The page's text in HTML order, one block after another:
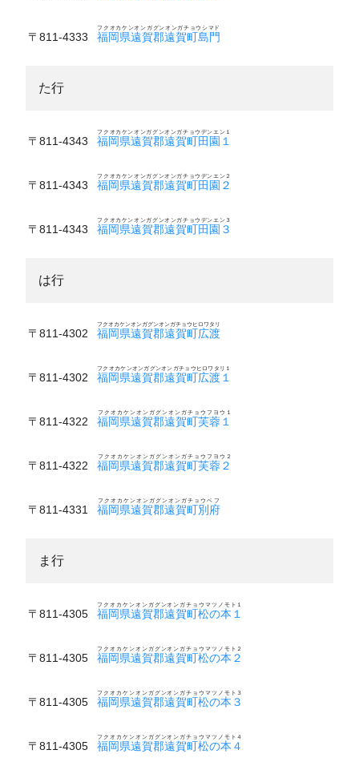
〒811-4333 福岡県遠賀郡遠賀町島門
フクオカケンオンガグンオンガチョウシマド
た行
〒811-4343 福岡県遠賀郡遠賀町田園１
フクオカケンオンガグンオンガチョウデンエン１
〒811-4343 福岡県遠賀郡遠賀町田園２
フクオカケンオンガグンオンガチョウデンエン２
〒811-4343 福岡県遠賀郡遠賀町田園３
フクオカケンオンガグンオンガチョウデンエン３
は行
〒811-4302 福岡県遠賀郡遠賀町広渡
フクオカケンオンガグンオンガチョウヒロワタリ
〒811-4302 福岡県遠賀郡遠賀町広渡１
フクオカケンオンガグンオンガチョウヒロワタリ１
〒811-4322 福岡県遠賀郡遠賀町芙蓉１
フクオカケンオンガグンオンガチョウフヨウ１
〒811-4322 福岡県遠賀郡遠賀町芙蓉２
フクオカケンオンガグンオンガチョウフヨウ２
〒811-4331 福岡県遠賀郡遠賀町別府
フクオカケンオンガグンオンガチョウベフ
ま行
〒811-4305 福岡県遠賀郡遠賀町松の本１
フクオカケンオンガグンオンガチョウマツノモト１
〒811-4305 福岡県遠賀郡遠賀町松の本２
フクオカケンオンガグンオンガチョウマツノモト２
〒811-4305 福岡県遠賀郡遠賀町松の本３
フクオカケンオンガグンオンガチョウマツノモト３
〒811-4305 福岡県遠賀郡遠賀町松の本４
フクオカケンオンガグンオンガチョウマツノモト４